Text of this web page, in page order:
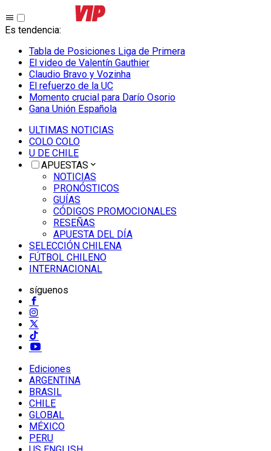
Es tendencia:
Tabla de Posiciones Liga de Primera
El video de Valentín Gauthier
Claudio Bravo y Vozinha
El refuerzo de la UC
Momento crucial para Darío Osorio
Gana Unión Española
ULTIMAS NOTICIAS
COLO COLO
U DE CHILE
APUESTAS
NOTICIAS
PRONÓSTICOS
GUÍAS
CÓDIGOS PROMOCIONALES
RESEÑAS
APUESTA DEL DÍA
SELECCIÓN CHILENA
FÚTBOL CHILENO
INTERNACIONAL
síguenos
Ediciones
ARGENTINA
BRASIL
CHILE
GLOBAL
MÉXICO
PERU